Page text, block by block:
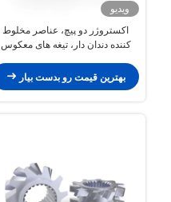
ویدیو
اکستروژر دو پیچ، عناصر مخلوط
کننده دندان دار، تیغه های معکوس
بهترین قیمت رو بدست بیار